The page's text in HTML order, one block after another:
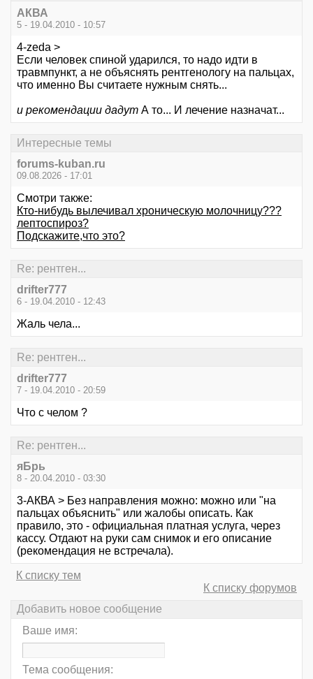
АКВА
5 - 19.04.2010 - 10:57
4-zeda >
Если человек спиной ударился, то надо идти в
травмпункт, а не объяснять рентгенологу на пальцах,
что именно Вы считаете нужным снять...
и рекомендации дадут А то... И лечение назначат...
Интересные темы
forums-kuban.ru
09.08.2026 - 17:01
Смотри также:
Кто-нибудь вылечивал хроническую молочницу???
лептоспироз?
Подскажите,что это?
Re: рентген...
drifter777
6 - 19.04.2010 - 12:43
Жаль чела...
Re: рентген...
drifter777
7 - 19.04.2010 - 20:59
Что с челом ?
Re: рентген...
яБрь
8 - 20.04.2010 - 03:30
3-АКВА > Без направления можно: можно или "на
пальцах объяснить" или жалобы описать. Как
правило, это - официальная платная услуга, через
кассу. Отдают на руки сам снимок и его описание
(рекомендация не встречала).
К списку тем
К списку форумов
Добавить новое сообщение
Ваше имя:
Тема сообщения: